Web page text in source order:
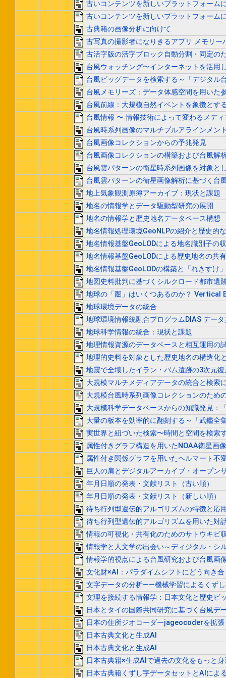
古いコンテンツを新しいプラットフォーム
古いコンテンツを新しいプラットフォーム
古典籍の画像分析に向けて
古写真の撮影者になりきるアプリ メモリー
古活字版の活字ブロック自動分割・同定の
台風ウォッチング〜インターネットを活用
台風ビッグデータを検索する～「デジタル
台風メモリーズ：データ体感空間を用いた
台風前線：大規模自然イベントを象徴とす
台風情報 〜 情報技術によって変わるメデ
台風時系列画像のマルチプルアラインメン
台風画像コレクションからの予兆発見
台風画像コレクションの構築および台風解
台風雲パターンの衛星時系列画像を対象と
台風雲パターンの衛星画像解析に基づく台
地上気象観測原簿アーカイブ：現状と課題
地名の情報学とデータ駆動型研究の展開
地名の情報学と歴史地名データベース構想
地名情報処理環境GeoNLPの紹介と歴史的
地名情報基盤GeoLODによる地名識別子の
地名情報基盤GeoLODによる歴史地名の共
地名情報基盤GeoLODの構築と「れきすけ
地図史料批判に基づくシルクロード都市遺
地球の「圏」はいくつあるのか？ Vertical
地球環境データの統合
地球環境情報統融合プログラムDIAS デー
地球科学情報の統合：現状と課題
地理情報資源のデータベースと相互運用の
地理的史料を対象とした歴史地名の構造化
地震で全壊したイラン・バム遺跡の3次元
大規模マルチメディアデータの統合と検索
大規模台風時系列画像コレクションのため
大規模科学データベースからの知識発見：
大量の板本を効率的に翻刻する～「武鑑全
実世界と紐づいた検索〜時間と空間を検索
属性付きグラフ構造を用いたNOAA衛星画
属性付き関係グラフを用いたヘルマート不
巨人の肩とデジタルアーカイブ・オープ
年月日順の発表・文献リスト（古い順）
年月日順の発表・文献リスト（新しい順）
待ち行列型遺伝的アルゴリズムの特徴と応
待ち行列型遺伝的アルゴリズムを用いた対
情報の可視化・共有化のためのサトウキビ
情報学と人文学の出会い～ディジタル・シ
情報学的視点による台風研究および台風画
文化財×AI：パラダイムシフトにどう向き
文字データの分析――機械学習によるくず
文理を接続する情報学：日本文化と歴史ビ
日本とタイの国際共同研究に基づく台風デ
日本の住所ジオコーダーjageocoderを拡
日本古典文化と生成AI
日本古典文化と生成AI
日本古典籍×生成AIで過去の文化をもっと
日本古典籍くずし字データセットとAIによ